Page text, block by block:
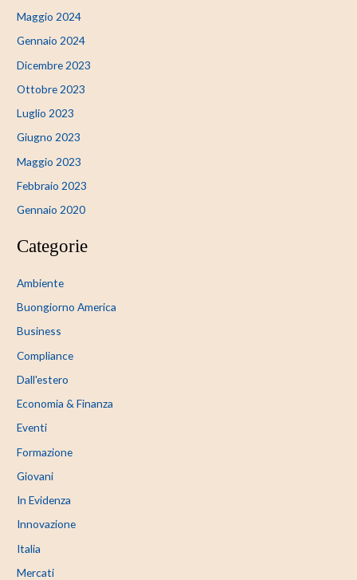
Maggio 2024
Gennaio 2024
Dicembre 2023
Ottobre 2023
Luglio 2023
Giugno 2023
Maggio 2023
Febbraio 2023
Gennaio 2020
Categorie
Ambiente
Buongiorno America
Business
Compliance
Dall'estero
Economia & Finanza
Eventi
Formazione
Giovani
In Evidenza
Innovazione
Italia
Mercati